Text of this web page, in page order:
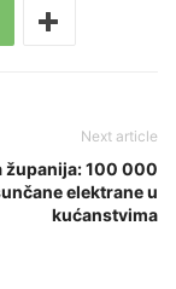
Next article
županija: 100 000
elektrane u
kućanstvima